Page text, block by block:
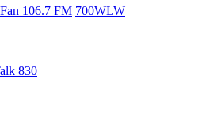
106.7 FM 700WLW
830